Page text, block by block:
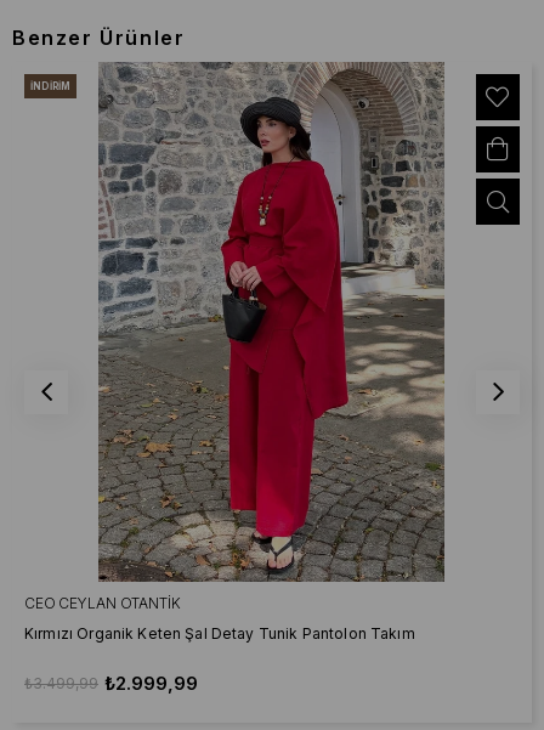
Benzer Ürünler
CEO CEYLAN OTANTIK
Kırmızı Organik Keten Şal Detay Tunik Pantolon Takım
₺2.999,99
₺3.499,99
İNDIRIM